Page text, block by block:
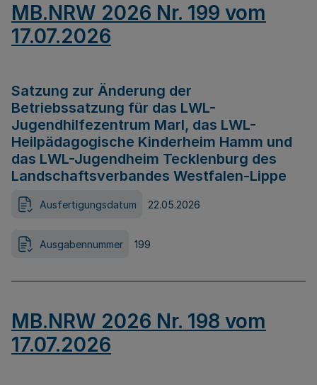
MB.NRW 2026 Nr. 199 vom
17.07.2026
Satzung zur Änderung der
Betriebssatzung für das LWL-
Jugendhilfezentrum Marl, das LWL-
Heilpädagogische Kinderheim Hamm und
das LWL-Jugendheim Tecklenburg des
Landschaftsverbandes Westfalen-Lippe
Ausfertigungsdatum 22.05.2026
Ausgabennummer 199
MB.NRW 2026 Nr. 198 vom
17.07.2026